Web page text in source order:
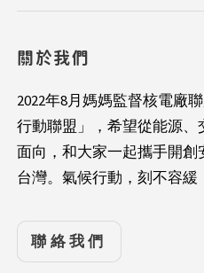
關於我們
2022年8月媽媽監督核電廠
行動聯盟」，希望從能源
面向，和大家一起攜手開
台灣。氣候行動，刻不容緩
聯絡我們